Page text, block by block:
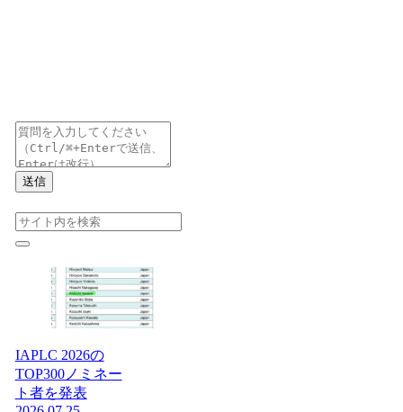
送信
IAPLC 2026の
TOP300ノミネー
ト者を発表